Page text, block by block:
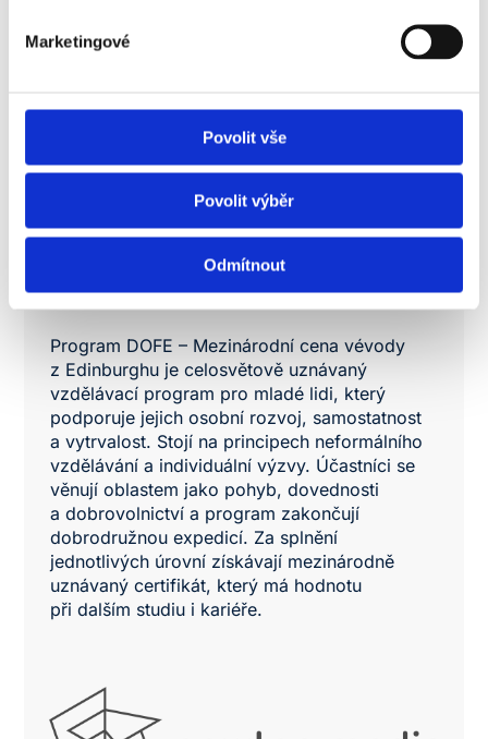
Marketingové
Povolit vše
Povolit výběr
Odmítnout
iniciativy.
Program DOFE – Mezinárodní cena vévody
z Edinburghu je celosvětově uznávaný
vzdělávací program pro mladé lidi, který
podporuje jejich osobní rozvoj, samostatnost
a vytrvalost. Stojí na principech neformálního
vzdělávání a individuální výzvy. Účastníci se
věnují oblastem jako pohyb, dovednosti
a dobrovolnictví a program zakončují
dobrodružnou expedicí. Za splnění
jednotlivých úrovní získávají mezinárodně
uznávaný certifikát, který má hodnotu
při dalším studiu i kariéře.